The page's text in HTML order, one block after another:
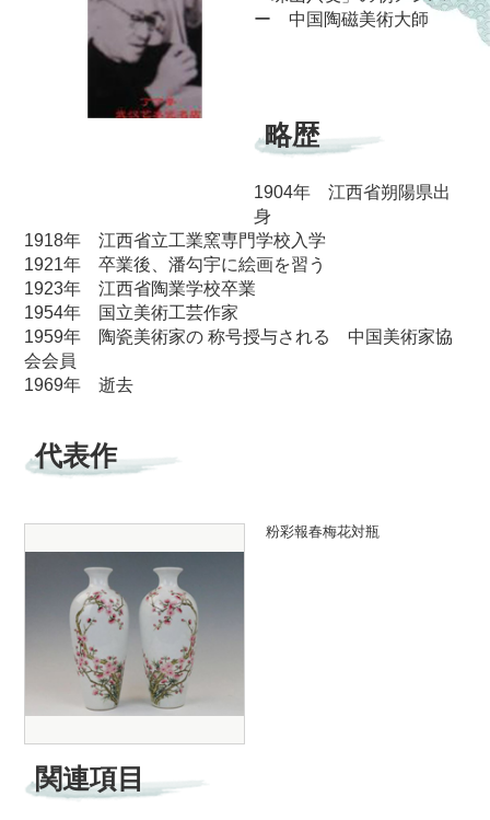
ー 中国陶磁美術大師
略歴
1904年 江西省朔陽県出
身
1918年 江西省立工業窯専門学校入学
1921年 卒業後、潘勾宇に絵画を習う
1923年 江西省陶業学校卒業
1954年 国立美術工芸作家
1959年 陶瓷美術家の 称号授与される 中国美術家協
会会員
1969年 逝去
代表作
粉彩報春梅花対瓶
関連項目